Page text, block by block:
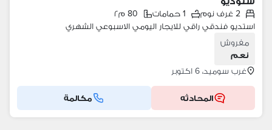
2 غرف نوم 1 حمامات
80 م٢
استديو فندقي راقي للايجار اليومي الاسبوعي الشهري
مفروش
نعم
غرب سوميد، 6 اكتوبر
المحادثه مكالمة